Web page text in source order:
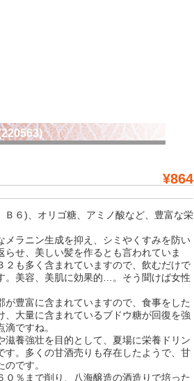
¥864
６)、オリゴ糖、アミノ酸など、豊富な栄
ラニン生成を抑え、シミやくすみを防い
せ、美しい髪を作るとも言われていま
も多く含まれていますので、飲むだけで
。美容、美肌に効果的…。そう聞けば女性
豊富に含まれていますので、食事をした
大量に含まれているブドウ糖が回復を強
ですね。
養強壮を目的として、夏場に栄養ドリン
。多くの甘酒売りも存在したようで、甘
です。
％まで削り、八海醸造の酒造りで培った